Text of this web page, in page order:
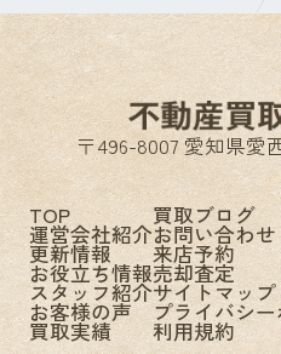
〒496-8007 愛知県愛
TOP
運営会社紹介
更新情報
お役立ち情報
スタッフ紹介
お客様の声
買取実績
買取ブログ
お問い合わせ
来店予約
売却査定
サイトマップ
プライバシ
利用規約